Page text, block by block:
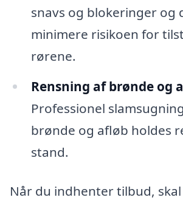
snavs og blokeringer og
minimere risikoen for
rørene.
Rensning af brønde og
Professionel
brønde og afløb holdes
stand.
Når du indhenter tilbud,